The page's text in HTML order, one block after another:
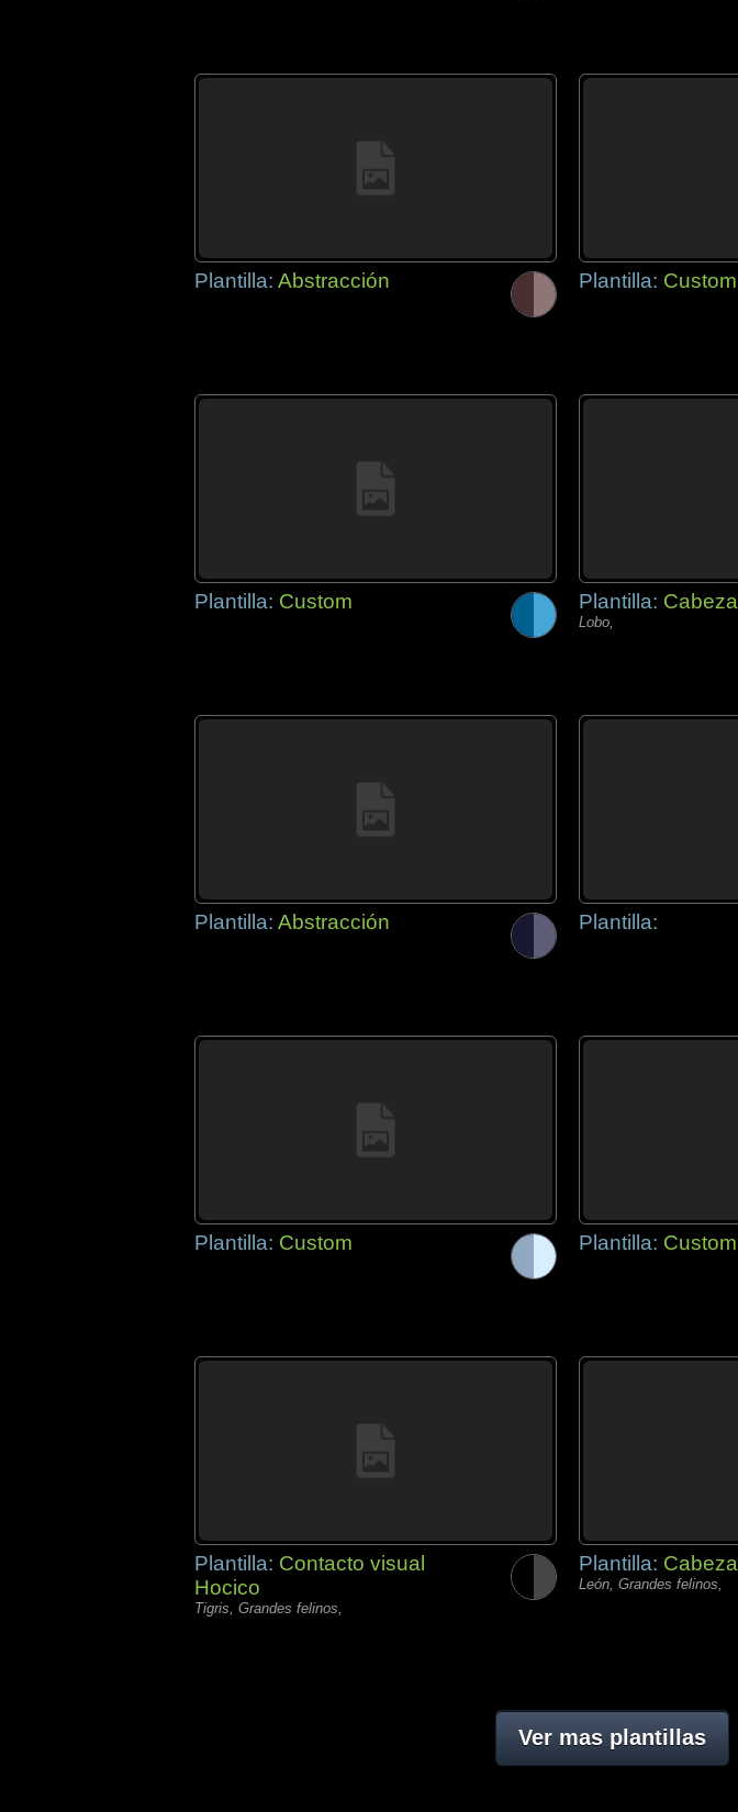
Plantilla: Abstracción Plantilla: Custom
Plantilla: Custom Plantilla: Cabeza
Lobo,
Plantilla: Abstracción Plantilla:
Plantilla: Custom Plantilla: Custom
Plantilla: Contacto visual
Hocico
Tigris, Grandes felinos,
Plantilla: Cabeza
León, Grandes felinos,
Ver mas plantillas